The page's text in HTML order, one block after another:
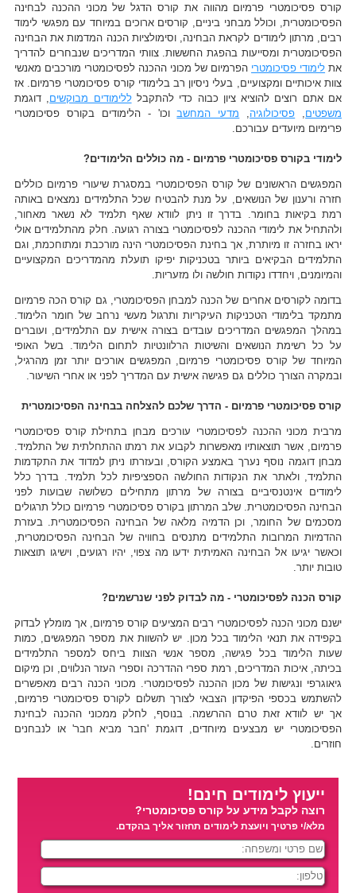
קורס פסיכומטרי פרמיום מהווה את קורס הדגל של מכוני ההכנה לבחינה
הפסיכומטרית, וכולל מבחני ביניים, קורסים ארוכים במיוחד עם מפגשי לימוד
רבים, מרתון לימודים לקראת הבחינה, וסימולציות הכנה המדמות את הבחינה
הפסיכומטרית ומסייעות בהפגת החששות. צוותי המדריכים שנבחרים להדריך
את לימודי פסיכומטרי הפרמיום של מכוני ההכנה לפסיכומטרי מורכבים מאנשי
צוות איכותיים ומקצועיים, בעלי ניסיון רב בלימודי קורס פסיכומטרי פרמיום. אז
אם אתם רוצים להוציא ציון כבוה כדי להתקבלללימודים מבוקשים , דוגמת
משפטים
פסיכולוגיה מדעי המחשבוכו' - הלימודים בקורס פסיכומטרי
פרימיום מיועדים עבורכם.
לימודי בקורס פסיכומטרי פרמיום - מה כוללים הלימודים?
המפגשים הראשונים של קורס הפסיכומטרי במסגרת שיעורי פרמיום כוללים
חזרה ורענון של הנושאים, על מנת להבטיח שכל התלמידים נמצאים באותה
רמת בקיאות בחומר. בדרך זו ניתן לוודא שאף תלמיד לא נשאר מאחור,
ולהתחיל את לימודי ההכנה לפסיכומטרי בצורה רגועה. חלק מהתלמידים אולי
יראו בחזרה זו מיותרת, אך בחינת הפסיכומטרי הינה מורכבת ומתוחכמת, וגם
התלמידים הבקיאים ביותר בטכניקות יפיקו תועלת מהמדריכים המקצועיים
והמיומנים, ויחדדו נקודות חולשה ולו מזעריות.
בדומה לקורסים אחרים של הכנה למבחן הפסיכומטרי, גם קורס הכה פרמיום
מתמקד בלימודי הטכניקות העיקריות ותרגול מעשי נרחב של חומר הלימוד.
במהלך המפגשים המדריכים עובדים בצורה אישית עם התלמידים, ועוברים
על כל רשימת הנושאים והשיטות הרלוונטיות לתחום הלימוד. בשל האופי
המיוחד של קורס פסיכומטרי פרמיום, המפגשים אורכים יותר זמן מהרגיל,
ובמקרה הצורך כוללים גם פגישה אישית עם המדריך לפני או אחרי השיעור.
קורס פסיכומטרי פרמיום - הדרך שלכם להצלחה בבחינה הפסיכומטרית
מרבית מכוני ההכנה לפסיכומטרי עורכים מבחן בתחילת קורס פסיכומטרי
פרמיום, אשר תוצאותיו מאפשרות לקבוע את רמתו ההתחלתית של התלמיד.
מבחן דוגמה נוסף נערך באמצע הקורס, ובעזרתו ניתן למדוד את התקדמות
התלמיד, ולאתר את הנקודות החולשה הספציפיות לכל תלמיד. בדרך כלל
לימודים אינטנסיביים בצורה של מרתון מתחילים כשלושה שבועות לפני
הבחינה הפסיכומטרית. שלב המרתון בקורס פסיכומטרי פרמיום כולל תרגולים
מסכמים של החומר, וכן הדמיה מלאה של הבחינה הפסיכומטרית. בעזרת
ההדמיות המרובות התלמידים מתנסים בחוויה של הבחינה הפסיכומטרית,
וכאשר יגיעו אל הבחינה האמיתית ידעו מה צפוי, יהיו רגועים, וישיגו תוצאות
טובות יותר.
קורס הכנה לפסיכומטרי - מה לבדוק לפני שנרשמים?
ישנם מכוני הכנה לפסיכומטרי רבים המציעים קורס פרמיום, אך מומלץ לבדוק
בקפידה את תנאי הלימוד בכל מכון. יש להשוות את מספר המפגשים, כמות
שעות הלימוד בכל פגישה, מספר אנשי הצוות ביחס למספר התלמידים
בכיתה, איכות המדריכים, רמת ספרי ההדרכה וספרי העזר הנלווים, וכן מיקום
גיאוגרפי ונגישות של מכון ההכנה לפסיכומטרי. מכוני הכנה רבים מאפשרים
להשתמש בכספי הפיקדון הצבאי לצורך תשלום לקורס פסיכומטרי פרמיום,
אך יש לוודא זאת טרם ההרשמה. בנוסף, לחלק ממכוני ההכנה לבחינת
הפסיכומטרי יש מבצעים מיוחדים, דוגמת 'חבר מביא חבר' או לנבחנים
חוזרים.
ייעוץ לימודים חינם!
רוצה לקבל מידע על קורס פסיכומטרי?
מלא/י פרטיך ויועצת לימודים תחזור אליך בהקדם.